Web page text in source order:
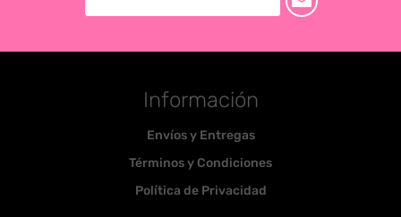
Información
Envíos y Entregas
Términos y Condiciones
Política de Privacidad